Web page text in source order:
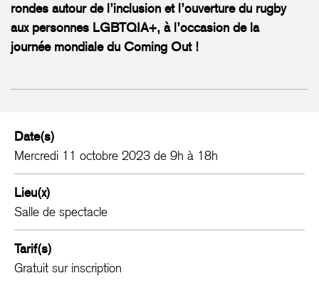
rondes autour de l’inclusion et l’ouverture du rugby
aux personnes LGBTQIA+, à l’occasion de la
journée mondiale du Coming Out !
Date(s)
Mercredi 11 octobre 2023 de 9h à 18h
Lieu(x)
Salle de spectacle
Tarif(s)
Gratuit sur inscription